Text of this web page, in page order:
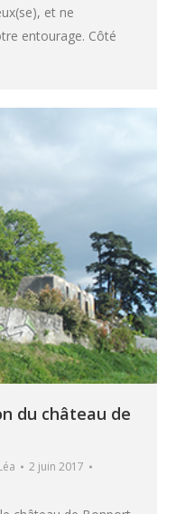
et ne
entourage. Côté
du château de
2 juin 2017